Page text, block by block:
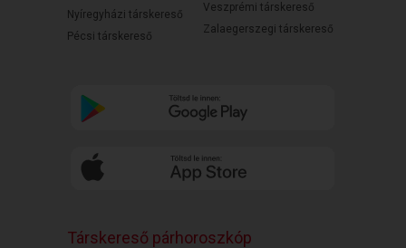
Nyíregyházi társkereső
Pécsi társkereső
Veszprémi társkereső
Zalaegerszegi társkereső
Társkereső párhoroszkóp